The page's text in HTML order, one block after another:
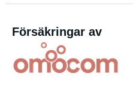
Försäkringar av